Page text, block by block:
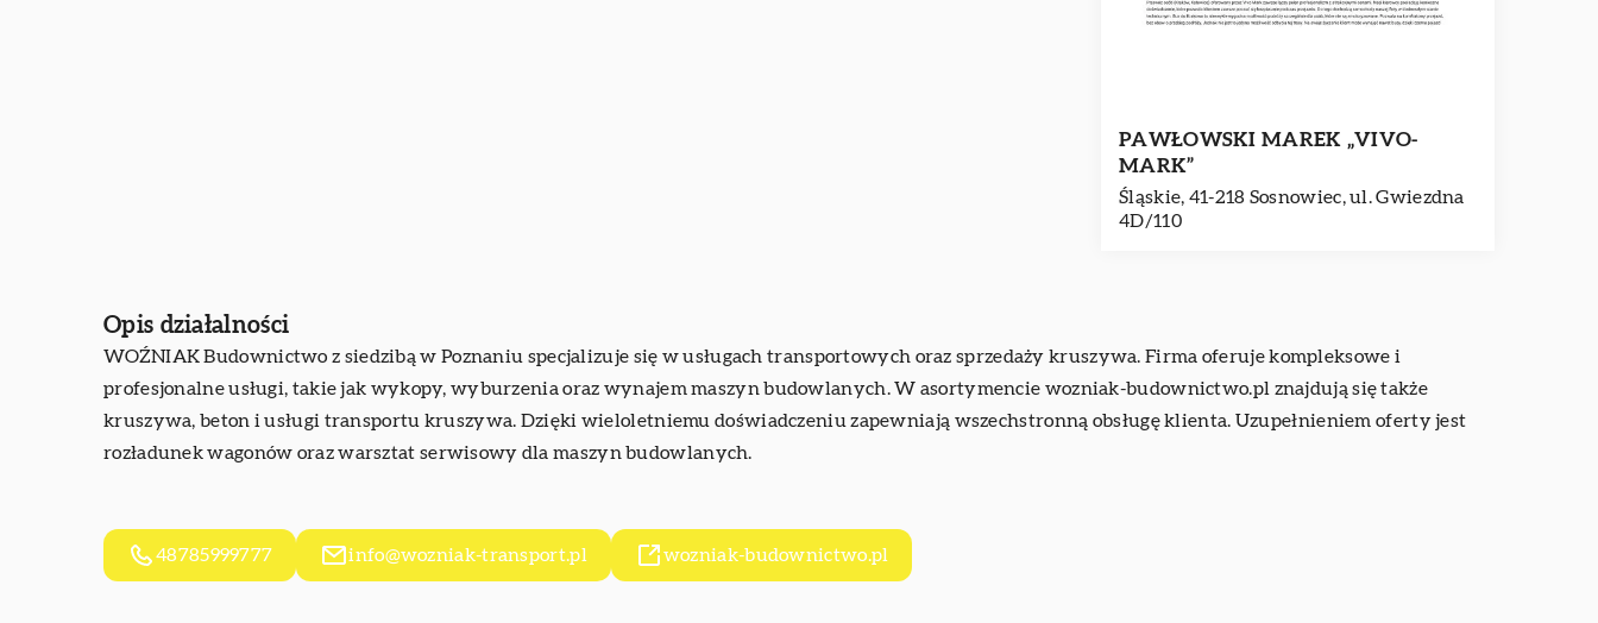
PAWŁOWSKI MAREK „VIVO-
MARK”
Śląskie, 41-218 Sosnowiec, ul. Gwiezdna
4D/110
Opis działalności
WOŹNIAK Budownictwo z siedzibą w Poznaniu specjalizuje się w usługach transportowych oraz sprzedaży kruszywa. Firma oferuje kompleksowe i
profesjonalne usługi, takie jak wykopy, wyburzenia oraz wynajem maszyn budowlanych. W asortymencie wozniak-budownictwo.pl znajdują się także
kruszywa, beton i usługi transportu kruszywa. Dzięki wieloletniemu doświadczeniu zapewniają wszechstronną obsługę klienta. Uzupełnieniem oferty jest
rozładunek wagonów oraz warsztat serwisowy dla maszyn budowlanych.
48785999777 info@wozniak-transport.pl wozniak-budownictwo.pl